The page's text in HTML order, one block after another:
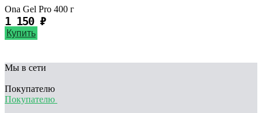
Ona Gel Pro 400 г
1 150 ₽
Купить
Мы в сети
Покупателю
Покупателю